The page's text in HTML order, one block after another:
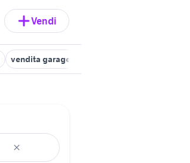
Vendi
vendita garage Sovicille